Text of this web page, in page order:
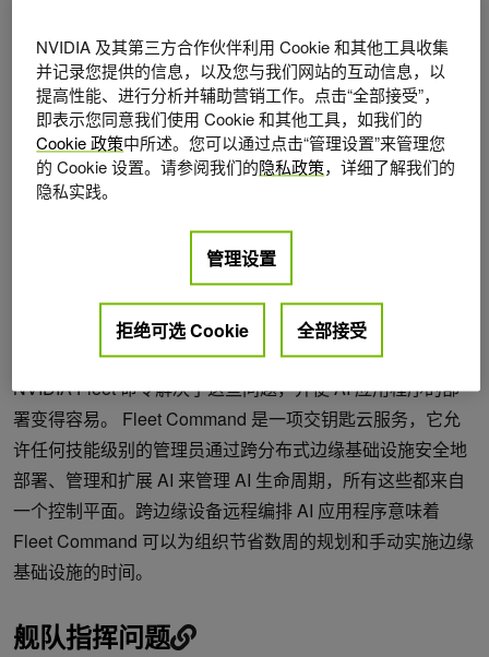
图 1 。人工智能部署的典型时间表从 POC 到规模可能需要数月
的时间。
NVIDIA Fleet 命令解决了这些问题，并使 AI 应用程序的部
署变得容易。 Fleet Command 是一项交钥匙云服务，它允
许任何技能级别的管理员通过跨分布式边缘基础设施安全地
部署、管理和扩展 AI 来管理 AI 生命周期，所有这些都来自
一个控制平面。跨边缘设备远程编排 AI 应用程序意味着
Fleet Command 可以为组织节省数周的规划和手动实施边缘
基础设施的时间。
舰队指挥问题
NVIDIA 及其第三方合作伙伴利用 Cookie 和其他工具收集
并记录您提供的信息，以及您与我们网站的互动信息，以
提高性能、进行分析并辅助营销工作。点击“全部接受”，
即表示您同意我们使用 Cookie 和其他工具，如我们的
Cookie 政策中所述。您可以通过点击“管理设置”来管理您
的 Cookie 设置。请参阅我们的隐私政策，详细了解我们的
隐私实践。
管理设置
拒绝可选 Cookie 全部接受